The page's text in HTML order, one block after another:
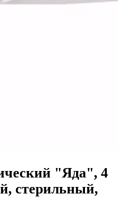
"Яда", 4
стерильный,